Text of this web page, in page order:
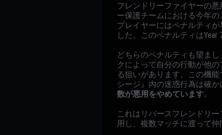
フレンドリーファイヤーの
ー保護チームにおける今年
プレイヤーにはペナルティ
した。このペナルティは
どちらのペナルティも望ま
クによって自分の行動が他
る狙いがあります。この機
シージ』内の迷惑行為は確か
数が悪用をやめています。
これはリバースフレンドリ
用し、複数マッチに渡って